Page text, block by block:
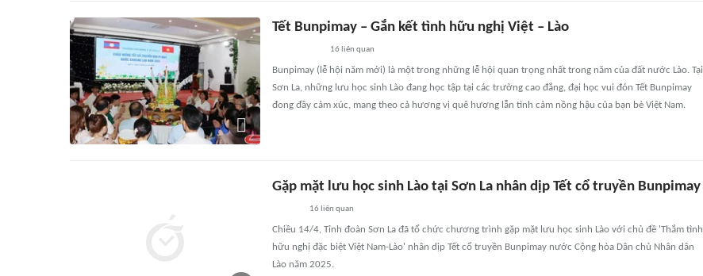
Tết Bunpimay – Gắn kết tình hữu nghị Việt – Lào
16 liên quan
Bunpimay (lễ hội năm mới) là một trong những lễ hội quan trọng nhất trong năm của đất nước Lào. Tại
Sơn La, những lưu học sinh Lào đang học tập tại các trường cao đẳng, đại học vui đón Tết Bunpimay
đong đầy cảm xúc, mang theo cả hương vị quê hương lẫn tình cảm nồng hậu của bạn bè Việt Nam.
Gặp mặt lưu học sinh Lào tại Sơn La nhân dịp Tết cổ truyền Bunpimay
16 liên quan
Chiều 14/4, Tỉnh đoàn Sơn La đã tổ chức chương trình gặp mặt lưu học sinh Lào với chủ đề 'Thắm tình
hữu nghị đặc biệt Việt Nam-Lào' nhân dịp Tết cổ truyền Bunpimay nước Cộng hòa Dân chủ Nhân dân
Lào năm 2025.